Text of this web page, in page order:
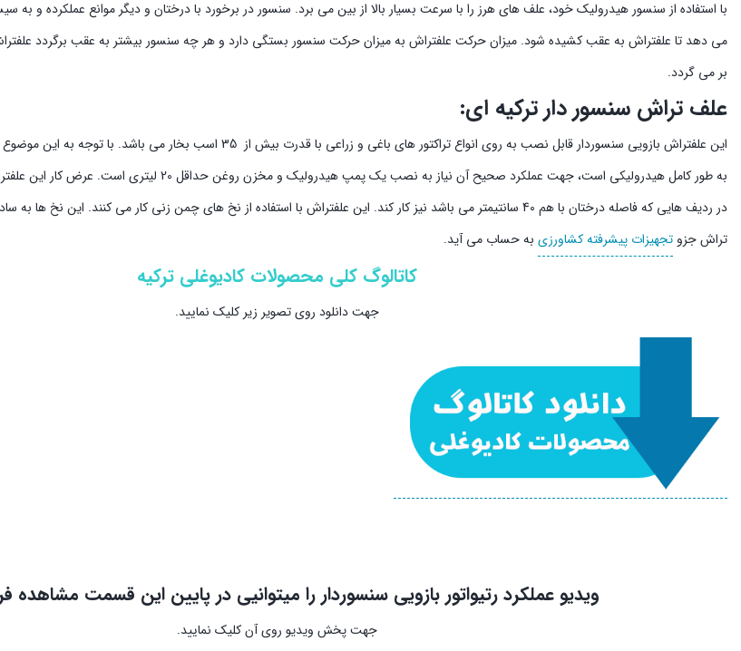
با استفاده از سنسور هیدرولیک خود، علف های هرز را با سرعت بسیار بالا از بین می برد. سنسور در برخورد با درختان و دیگر موانع عملکرده و
می دهد تا علفتراش به عقب کشیده شود. میزان حرکت علفتراش به میزان حرکت سنسور بستگی دارد و هر چه سنسور بیشتر به عقب برگردد
بر می گردد.
علف تراش سنسور دار ترکیه ای:
این علفتراش بازویی سنسوردار قابل نصب به روی انواع تراکتور های باغی و زراعی با قدرت
در ردیف هایی که فاصله درختان با هم 40 سانتیمتر می باشد نیز کار کند. این علفتراش با استفاده از نخ های چمن زنی کار می کنند.
تراش جزو تجهیزات پیشرفته کشاورزی به حساب می آید.
کاتالوگ کلی محصولات کادیوغلی ترکیه
جهت دانلود روی تصویر زیر کلیک نمایید.
ویدیو عملکرد رتیواتور بازویی سنسوردار را میتوانیی در پایین این قسمت مشاهده
جهت پخش ویدیو روی آن کلیک نمایید.